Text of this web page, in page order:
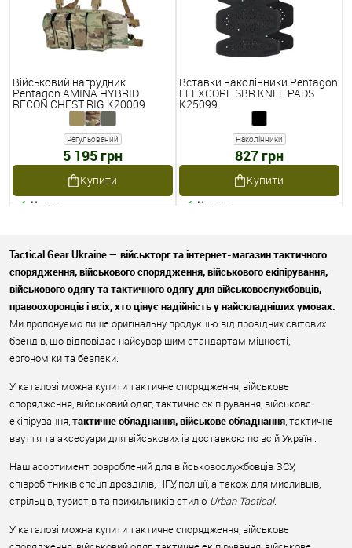
Військовий нагрудник
Pentagon AMINA HYBRID
RECON CHEST RIG K20009
Регульований
5 195 грн
Купити
Наявне
Вставки наколінники Pentagon
FLEXCORE SBR KNEE PADS
K25099
Наколінники
827 грн
Купити
Наявне
Tactical Gear Ukraine — військторг та інтернет-магазин тактичного
спорядження, військового спорядження, військового екіпірування,
військового одягу та тактичного одягу для військовослужбовців,
правоохоронців і всіх, хто цінує надійність у найскладніших умовах.
Ми пропонуємо лише оригінальну продукцію від провідних світових
брендів, що відповідає найсуворішим стандартам міцності,
ергономіки та безпеки.
У каталозі можна купити тактичне спорядження, військове
спорядження, військовий одяг, тактичне екіпірування, військове
екіпірування,тактичне обладнання, військове обладнання, тактичне
взуття та аксесуари для військових із доставкою по всій Україні.
Наш асортимент розроблений для військовослужбовців ЗСУ,
співробітників спецпідрозділів, НГУ, поліції, а також для мисливців,
стрільців, туристів та прихильників стилю Urban Tactical.
У каталозі можна купити тактичне спорядження, військове